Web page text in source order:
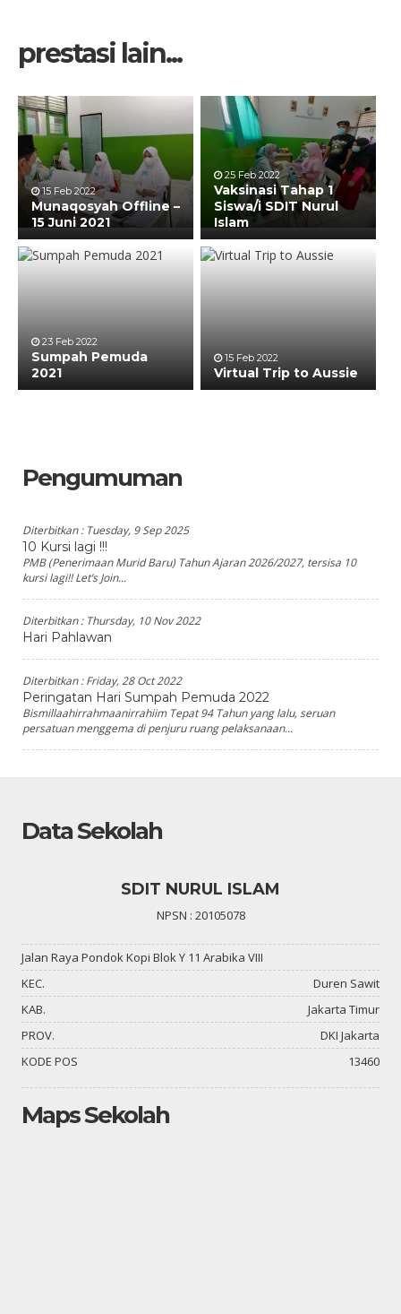
prestasi lain...
15 Feb 2022
Munaqosyah Offline –
15 Juni 2021
25 Feb 2022
Vaksinasi Tahap 1
Siswa/i SDIT Nurul
Islam
23 Feb 2022
Sumpah Pemuda
2021
15 Feb 2022
Virtual Trip to Aussie
Pengumuman
Diterbitkan : Tuesday, 9 Sep 2025
10 Kursi lagi !!!
PMB (Penerimaan Murid Baru) Tahun Ajaran 2026/2027, tersisa 10
kursi lagi!! Let’s Join...
Diterbitkan : Thursday, 10 Nov 2022
Hari Pahlawan
Diterbitkan :Friday, 28 Oct 2022
Peringatan Hari Sumpah Pemuda 2022
Bismillaahirrahmaanirrahiim Tepat 94 Tahun yang lalu, seruan
persatuan menggema di penjuru ruang pelaksanaan...
Data Sekolah
SDIT NURUL ISLAM
NPSN : 20105078
Jalan Raya Pondok Kopi Blok Y 11 Arabika VIII
KEC.
Duren Sawit
KAB.
Jakarta Timur
PROV.
DKI Jakarta
KODE POS
13460
Maps Sekolah